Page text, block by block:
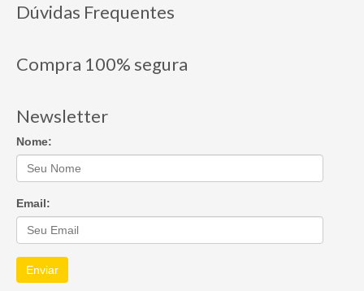
Dúvidas Frequentes
Compra 100% segura
Newsletter
Nome:
Email:
Enviar